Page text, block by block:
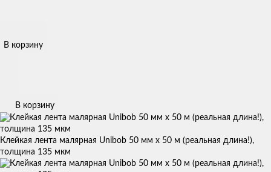
В корзину
В корзину
Клейкая лента малярная Unibob 50 мм х 50 м (реальная длина!),
толщина 135 мкм